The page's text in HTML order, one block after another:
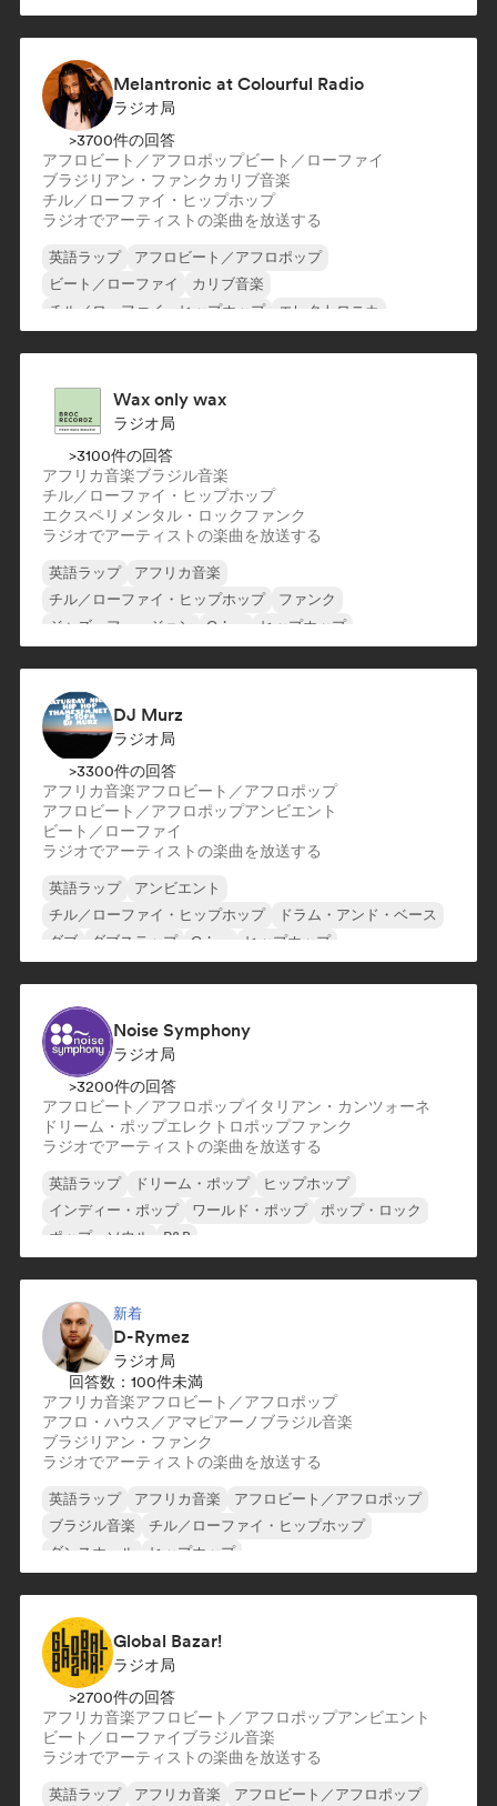
Melantronic at Colourful Radio
ラジオ局
>3700件の回答
アフロビート／アフロポップビート／ローファイ
ブラジリアン・ファンク カリブ音楽
チル／ローファイ・ヒップホップ
ラジオでアーティストの楽曲を放送する
英語ラップ
アフロビート／アフロポップ
ビート／ローファイ
カリブ音楽
チル／ローファイ・ヒップホップ
エレクトロニカ
Wax only wax
ラジオ局
>3100件の回答
アフリカ音楽ブラジル音楽
チル／ローファイ・ヒップホップ
エクスペリメンタル・ロックファンク
ラジオでアーティストの楽曲を放送する
英語ラップ
アフリカ音楽
チル／ローファイ・ヒップホップ
ファンク
ジャズ・フュージョン
Grime
ヒップホップ
DJ Murz
ラジオ局
>3300件の回答
アフリカ音楽アフロビート／アフロポップ
アフロビート／アフロポップアンビエント
ビート／ローファイ
ラジオでアーティストの楽曲を放送する
英語ラップ
アンビエント
チル／ローファイ・ヒップホップ
ドラム・アンド・ベース
ダブ
ダブステップ Grime ヒップホップ
Noise Symphony
ラジオ局
>3200件の回答
アフロビート／アフロポップイタリアン・カンツォーネ
ドリーム・ポップエレクトロポップファンク
ラジオでアーティストの楽曲を放送する
英語ラップ ドリーム・ポップ
ヒップホップ
インディー・ポップ
ワールド・ポップ
ポップ・ロック
ポップ・ソウル
R&B
新着
D-Rymez
ラジオ局
回答数：100件未満
アフリカ音楽アフロビート／アフロポップ
アフロ・ハウス／アマピアーノ ブラジル音楽
ブラジリアン・ファンク
ラジオでアーティストの楽曲を放送する
英語ラップ アフリカ音楽
アフロビート／アフロポップ
ブラジル音楽
チル／ローファイ・ヒップホップ
ダンスホール
ヒップホップ
Global Bazar!
ラジオ局
>2700件の回答
アフリカ音楽アフロビート／アフロポップアンビエント
ビート／ローファイブラジル音楽
ラジオでアーティストの楽曲を放送する
英語ラップ アフリカ音楽
アフロビート／アフロポップ